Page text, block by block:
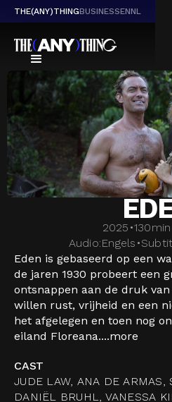
THE(ANY)THINGBUSINESSENNL
2025 •130min
Audio:Engels •
Eden is gebaseerd op een
de jaren 1930 probeert een
ontsnappen aan de druk
willen rust, vrijheid en een
het afgelegen en toen nog
eiland Floreana....more
CAST
JUDE LAW, ANA DE ARMAS,
DANIËL BRUHL, VANESSA